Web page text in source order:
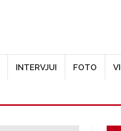
INTERVJUI FOTO